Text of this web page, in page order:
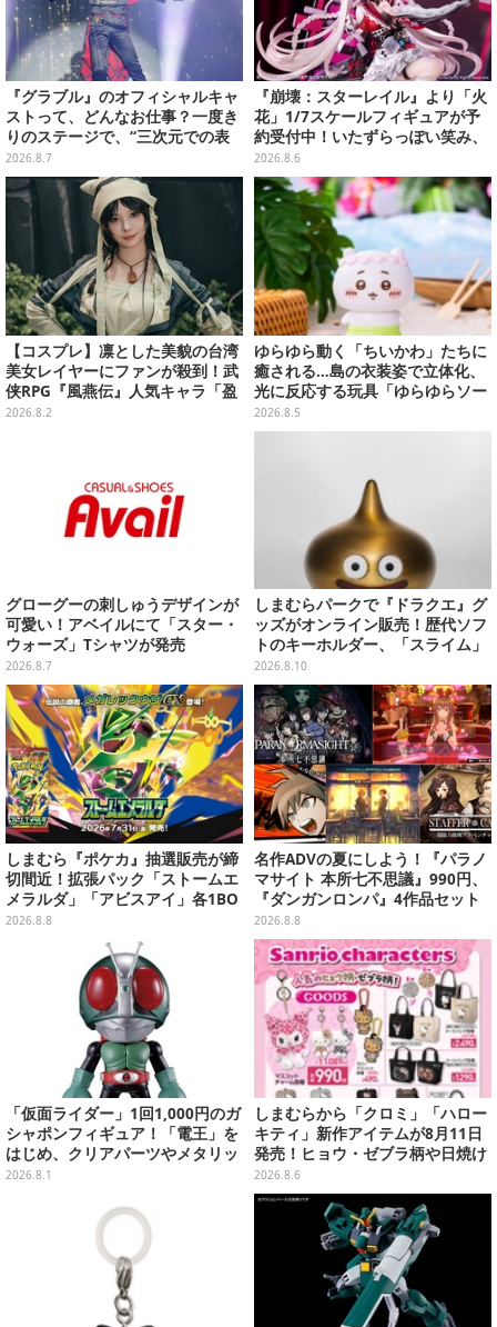
『グラブル』のオフィシャルキャ
ストって、どんなお仕事？一度き
りのステージで、“三次元での表
現”に全力を懸けるキャスト陣の
舞台裏【インタビュー】
2026.8.7
『崩壊：スターレイル』より「火
花」1/7スケールフィギュアが予
約受付中！いたずらっぽい笑み、
シルクハット型のステージが華や
かさを演出
2026.8.6
【コスプレ】凛とした美貌の台湾
美女レイヤーにファンが殺到！武
侠RPG『風燕伝』人気キャラ「盈
盈」を完璧に再現して会場を沸か
2026.8.2
ゆらゆら動く「ちいかわ」たちに
癒される…島の衣装姿で立体化、
光に反応する玩具「ゆらゆらソー
ラー」全8種が全国アミューズメ
ント施設にて展開
2026.8.5
グローグーの刺しゅうデザインが
可愛い！アベイルにて「スター・
ウォーズ」Tシャツが発売
2026.8.7
しまむらパークで『ドラクエ』グ
ッズがオンライン販売！歴代ソフ
トのキーホルダー、「スライム」
「ロトの剣&盾」などのメタルフ
ィギュアも
2026.8.10
しまむら『ポケカ』抽選販売が締
切間近！拡張パック「ストームエ
メラルダ」「アビスアイ」各1BO
Xをラインナップ
2026.8.8
名作ADVの夏にしよう！『パラノ
マサイト 本所七不思議』990円、
『ダンガンロンパ』4作品セット
で3,060円、“お紳士”な恋愛ADV
は1,192円！【eショップのお薦め
セール】
2026.8.8
「仮面ライダー」1回1,000円のガ
シャポンフィギュア！「電王」を
はじめ、クリアパーツやメタリッ
ク彩色でこだわりが詰まった4種
2026.8.1
しまむらから「クロミ」「ハロー
キティ」新作アイテムが8月11日
発売！ヒョウ・ゼブラ柄や日焼け
デザインの可愛い雑貨・アパレル
など多数
2026.8.6